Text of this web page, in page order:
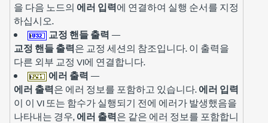
을 다음 노드의 에러 입력에 연결하여 실행 순서를 지정
하십시오.
교정 핸들 출력 —
교정 핸들 출력은 교정 세션의 참조입니다. 이 출력을
다른 외부 교정 VI에 연결합니다.
에러 출력 —
에러 출력은 에러 정보를 포함하고 있습니다.에러 입력
이 이 VI 또는 함수가 실행되기 전에 에러가 발생했음을
나타내는 경우,에러 출력은 같은 에러 정보를 포함합니